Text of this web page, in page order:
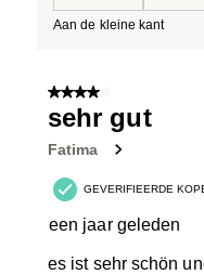
Aan de kleine kant
4 van 5 sterren.
sehr gut
Fatima
GEVERIFIEERDE
een jaar geleden
es ist sehr schön